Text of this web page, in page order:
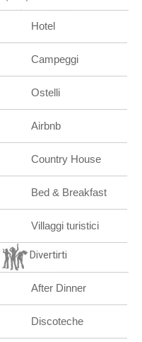
Hotel
Campeggi
Ostelli
Airbnb
Country House
Bed & Breakfast
Villaggi turistici
Divertirti
After Dinner
Discoteche